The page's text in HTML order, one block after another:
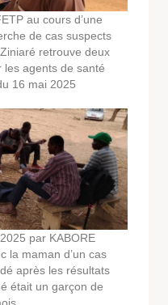
au cours d’une
de cas suspects
retrouve deux
les agents de santé
16 mai 2025
par KABORE
la maman d’un cas
après les résultats
était un garçon de